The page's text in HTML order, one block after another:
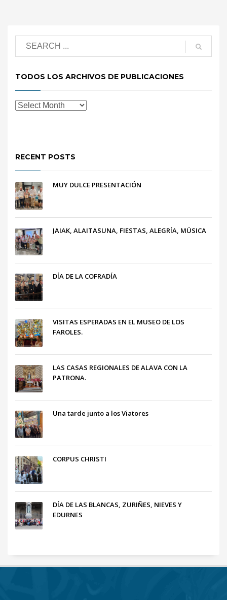
TODOS LOS ARCHIVOS DE PUBLICACIONES
RECENT POSTS
MUY DULCE PRESENTACIÓN
JAIAK, ALAITASUNA, FIESTAS, ALEGRÍA, MÚSICA
DÍA DE LA COFRADÍA
VISITAS ESPERADAS EN EL MUSEO DE LOS
FAROLES.
LAS CASAS REGIONALES DE ALAVA CON LA
PATRONA.
Una tarde junto a los Viatores
CORPUS CHRISTI
DÍA DE LAS BLANCAS, ZURIÑES, NIEVES Y
EDURNES